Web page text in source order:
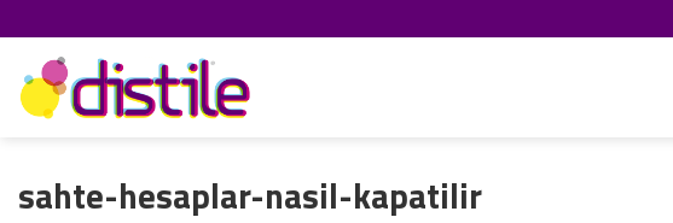
atla
sahte-hesaplar-nasil-kapatilir